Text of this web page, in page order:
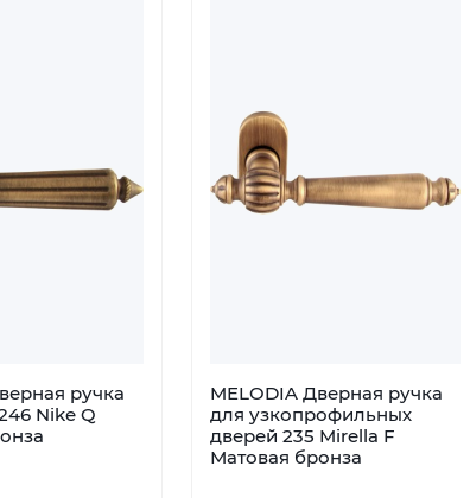
ручка
Nike Q
MELODIA Дверная ручка
для узкопрофильных
дверей 235 Mirella F
Матовая бронза